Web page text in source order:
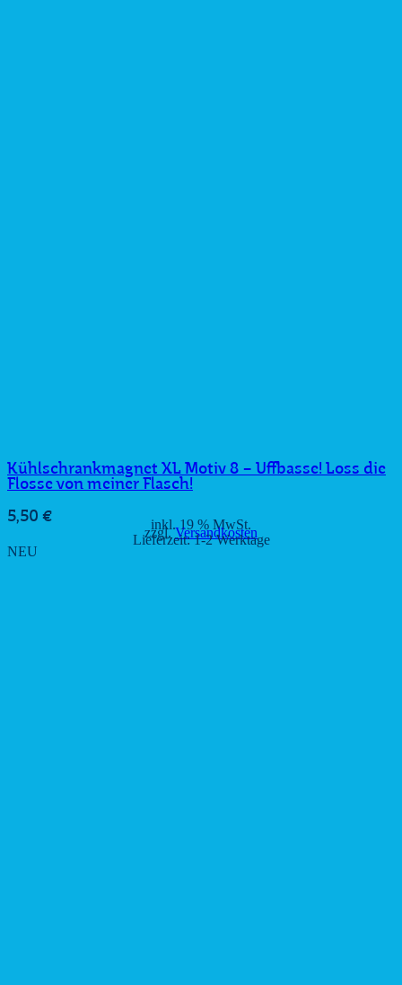
Kühlschrankmagnet XL Motiv 8 – Uffbasse! Loss die
Flosse von meiner Flasch!
5,50 € inkl. 19 % MwSt.
zzgl.Versandkosten
Lieferzeit:1-2 Werktage
NEU